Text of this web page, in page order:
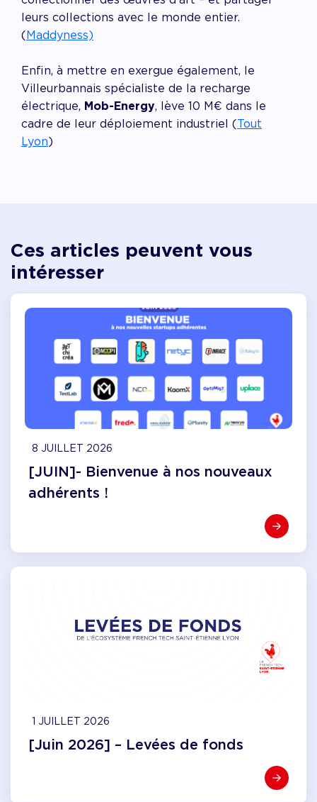
leurs collections avec le monde entier.
(Maddyness)
Enfin, à mettre en exergue également, le
Villeurbannais spécialiste de la recharge
électrique, Mob-Energy, lève 10 M€ dans le
cadre de leur déploiement industriel (Tout
Lyon)
Ces articles peuvent vous
intéresser
8 JUILLET 2026
[JUIN]- Bienvenue à nos nouveaux
adhérents !
1 JUILLET 2026
[Juin 2026] – Levées de fonds